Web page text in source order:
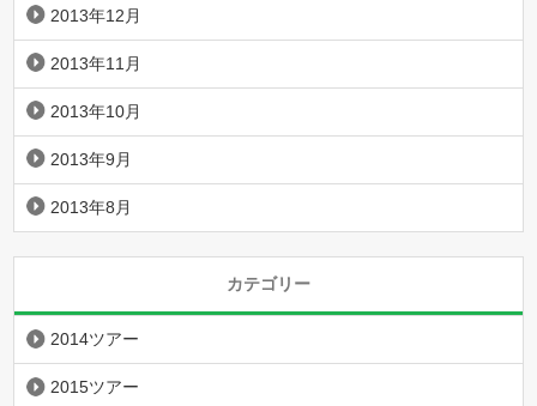
2013年12月
2013年11月
2013年10月
2013年9月
2013年8月
カテゴリー
2014ツアー
2015ツアー